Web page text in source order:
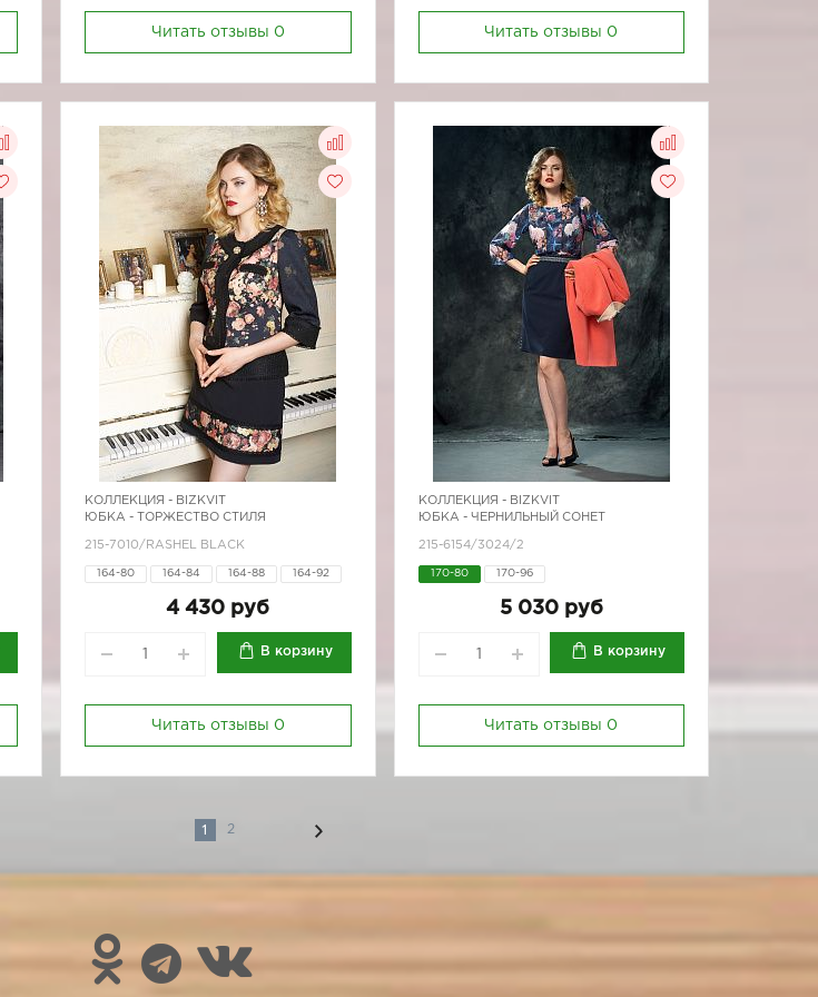
Читать отзывы 0 Читать отзывы 0
КОЛЛЕКЦИЯ - BIZKVIT
ЮБКА - ТОРЖЕСТВО СТИЛЯ
215-7010/RASHEL BLACK
164-80 164-84 164-88 164-92
4 430 руб
В корзину
Читать отзывы 0
КОЛЛЕКЦИЯ - BIZKVIT
ЮБКА - ЧЕРНИЛЬНЫЙ СОНЕТ
215-6154/3024/2
170-80 170-96
5 030 руб
В корзину
Читать отзывы 0
1 2